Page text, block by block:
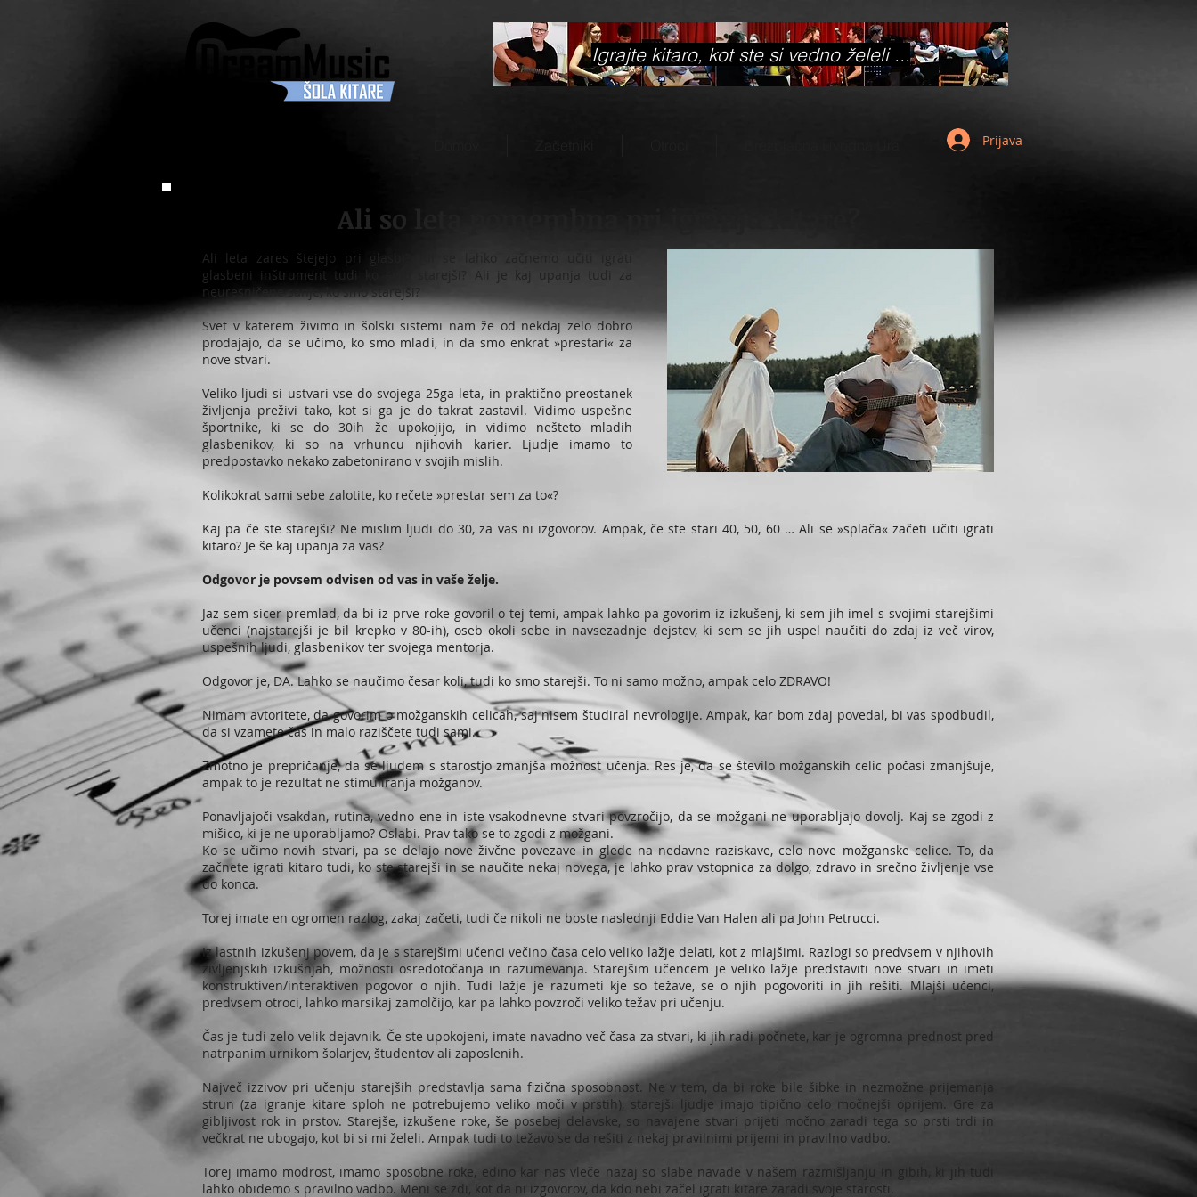
Igrajte kitaro, kot ste si vedno želeli ...
Prijava
Ali so leta pomembna pri igranju kitare?
Ali leta zares štejejo pri glasbi? Ali se lahko začnemo učiti igrati
glasbeni inštrument tudi ko smo starejši? Ali je kaj upanja tudi za
neuresničene sanje, ko smo starejši?
Svet v katerem živimo in šolski sistemi nam že od nekdaj zelo dobro
prodajajo, da se učimo, ko smo mladi, in da smo enkrat »prestari« za
nove stvari.
Veliko ljudi si ustvari vse do svojega 25ga leta, in praktično preostanek
življenja preživi tako, kot si ga je do takrat zastavil. Vidimo uspešne
športnike, ki se do 30ih že upokojijo, in vidimo nešteto mladih
glasbenikov, ki so na vrhuncu njihovih karier. Ljudje imamo to
predpostavko nekako zabetonirano v svojih mislih.
Kolikokrat sami sebe zalotite, ko rečete »prestar sem za to«?
Kaj pa če ste starejši? Ne mislim ljudi do 30, za vas ni izgovorov. Ampak, če ste stari 40, 50, 60 … Ali se »splača« začeti učiti igrati
kitaro? Je še kaj upanja za vas?
Odgovor je povsem odvisen od vas in vaše želje.
Jaz sem sicer premlad, da bi iz prve roke govoril o tej temi, ampak lahko pa govorim iz izkušenj, ki sem jih imel s svojimi starejšimi
učenci (najstarejši je bil krepko v 80-ih), oseb okoli sebe in navsezadnje dejstev, ki sem se jih uspel naučiti do zdaj iz več virov,
uspešnih ljudi, glasbenikov ter svojega mentorja.
Odgovor je, DA. Lahko se naučimo česar koli, tudi ko smo starejši. To ni samo možno, ampak celo ZDRAVO!
Nimam avtoritete, da govorim o možganskih celicah, saj nisem študiral nevrologije. Ampak, kar bom zdaj povedal, bi vas spodbudil,
da si vzamete čas in malo raziščete tudi sami.
Zmotno je prepričanje, da se ljudem s starostjo zmanjša možnost učenja. Res je, da se število možganskih celic počasi zmanjšuje,
ampak to je rezultat ne stimuliranja možganov.
Ponavljajoči vsakdan, rutina, vedno ene in iste vsakodnevne stvari povzročijo, da se možgani ne uporabljajo dovolj. Kaj se zgodi z
mišico, ki je ne uporabljamo? Oslabi. Prav tako se to zgodi z možgani.
Ko se učimo novih stvari, pa se delajo nove živčne povezave in glede na nedavne raziskave, celo nove možganske celice. To, da
začnete igrati kitaro tudi, ko ste starejši in se naučite nekaj novega, je lahko prav vstopnica za dolgo, zdravo in srečno življenje vse
do konca.
Torej imate en ogromen razlog, zakaj začeti, tudi če nikoli ne boste naslednji Eddie Van Halen ali pa John Petrucci.
Iz lastnih izkušenj povem, da je s starejšimi učenci večino časa celo veliko lažje delati, kot z mlajšimi. Razlogi so predvsem v njihovih
življenjskih izkušnjah, možnosti osredotočanja in razumevanja. Starejšim učencem je veliko lažje predstaviti nove stvari in imeti
konstruktiven/interaktiven pogovor o njih. Tudi lažje je razumeti kje so težave, se o njih pogovoriti in jih rešiti. Mlajši učenci,
predvsem otroci, lahko marsikaj zamolčijo, kar pa lahko povzroči veliko težav pri učenju.
Čas je tudi zelo velik dejavnik. Če ste upokojeni, imate navadno več časa za stvari, ki jih radi počnete, kar je ogromna prednost pred
natrpanim urnikom šolarjev, študentov ali zaposlenih.
Največ izzivov pri učenju starejših predstavlja sama fizična sposobnost. Ne v tem, da bi roke bile šibke in nezmožne prijemanja
strun (za igranje kitare sploh ne potrebujemo veliko moči v prstih), starejši ljudje imajo tipično celo močnejši oprijem. Gre za
gibljivost rok in prstov. Starejše, izkušene roke, še posebej delavske, so navajene stvari prijeti močno zaradi tega so prsti trdi in
večkrat ne ubogajo, kot bi si mi želeli. Ampak tudi to težavo se da rešiti z nekaj pravilnimi prijemi in pravilno vadbo.
Torej imamo modrost, imamo sposobne roke, edino kar nas vleče nazaj so slabe navade v našem razmišljanju in gibih, ki jih tudi
lahko obidemo s pravilno vadbo. Meni se zdi, kot da ni izgovorov, da kdo nebi začel igrati kitare zaradi svoje starosti.